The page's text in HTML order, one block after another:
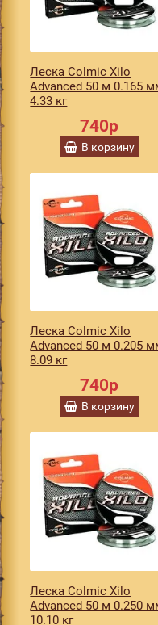
Леска Colmic Xilo
Advanced 50 м 0.165
4.33 кг
740р
В корзину
Леска Colmic Xilo
Advanced 50 м 0.205
8.09 кг
740р
В корзину
Леска Colmic Xilo
Advanced 50 м 0.250
10.10 кг